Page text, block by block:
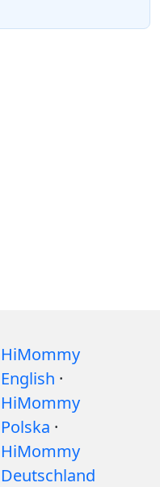
HiMommy
English ·
HiMommy
Polska ·
HiMommy
Deutschland